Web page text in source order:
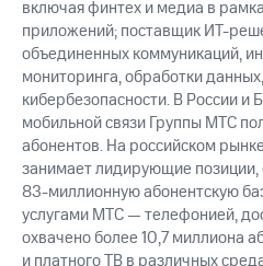
Описание
Еврооблигации-2023
Уведомление
о
погашении
именных
облигаций
Другое
Регистратор
Реквизиты
включая финтех и медиа в
приложений; поставщик ИТ-
объединенных коммуникаций,
мониторинга, обработки
кибербезопасности. В России и
мобильной связи Группы МТС
абонентов. На российском
занимает лидирующие
83-миллионную абонентскую
услугами МТС — телефонией,
охвачено более 10,7 миллиона